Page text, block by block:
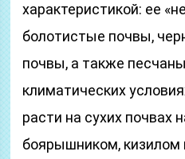
характеристикой: ее
болотистые почвы,
почвы, а также
климатических
расти на сухих почвах
боярышником, кизилом